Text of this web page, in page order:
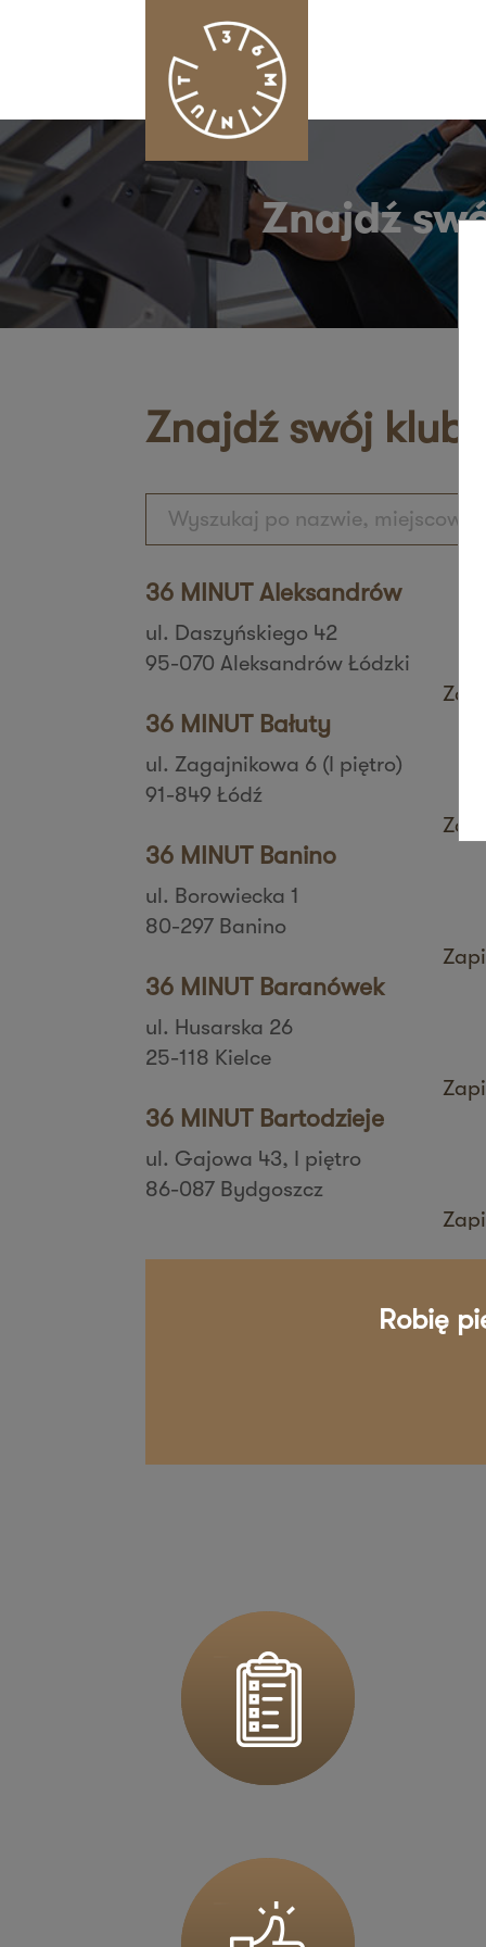
Znajdź
Znajdź swój klub
36 MINUT Aleksandrów
ul. Daszyńskiego 42
95-070 Aleksandrów Łódzki
36 MINUT Bałuty
ul. Zagajnikowa 6 (I piętro)
91-849 Łódź
36 MINUT Banino
ul. Borowiecka 1
80-297 Banino
36 MINUT Baranówek
ul. Husarska 26
25-118 Kielce
36 MINUT Bartodzieje
ul. Gajowa 43, I piętro
86-087 Bydgoszcz
36 MINUT Brodnica
ul. Długa 2
87-300 Brodnica
36 MINUT Buk
36 MINUT Busko-Zdrój
Robię